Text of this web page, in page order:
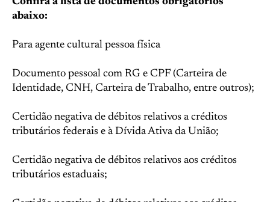
abaixo:
Para agente cultural pessoa física
Documento pessoal com RG e CPF (Carteira de
Identidade, CNH, Carteira de Trabalho, entre outros);
Certidão negativa de débitos relativos a créditos
tributários federais e à Dívida Ativa da União;
Certidão negativa de débitos relativos aos créditos
tributários estaduais;